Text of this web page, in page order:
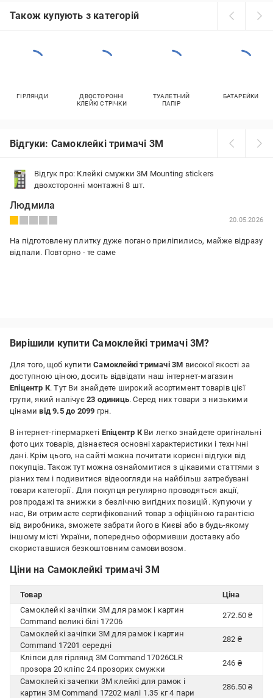
Також купують з категорій
ГІРЛЯНДИ
ДВОСТОРОННІ
КЛЕЙКІ СТРІЧКИ
ТУАЛЕТНИЙ
ПАПІР
БАТАРЕЙКИ
Відгуки: Самоклейкі тримачі 3M
Відгук про: Клейкі смужки 3M Mounting stickers
двохсторонні монтажні 8 шт.
Людмила
20.05.2026
На підготовлену плитку дуже погано приліпились, майже відразу
відпали. Повторно - те саме
Вирішили купити Самоклейкі тримачі 3M?
Для того, щоб купитиСамоклейкі тримачі 3M високої якості за
доступною ціною, досить відвідати наш інтернет-магазин
Епіцентр К. Тут Ви знайдете широкий асортимент товарів цієї
групи, який налічує 23 одиниць. Серед них товари з низькими
цінамивід 9.5 до 2099 грн.
В інтернет-гіпермаркеті Епіцентр КВи легко знайдете оригінальні
фото цих товарів, дізнаєтеся основні характеристики і технічні
дані. Крім цього, на сайті можна почитати корисні відгуки від
покупців. Також тут можна ознайомитися з цікавими статтями з
різних тем і подивитися відеоогляди на найбільш затребувані
товари категорії . Для покупця регулярно проводяться акції,
розпродажі та знижки з безліччю вигідних позицій. Купуючи у
нас, Ви отримаєте сертифікований товар з офіційною гарантією
від виробника, зможете забрати його в Києві або в будь-якому
іншому місті України, попередньо оформивши доставку або
скориставшися безкоштовним самовивозом.
Ціни на Самоклейкі тримачі 3M
Товар
Ціна
Самоклейкі зачіпки 3M для рамок і картин
Command великі білі 17206
272.50 ₴
Самоклейкі зачіпки 3M для рамок і картин
Command 17201 середні
282 ₴
Кліпси для гірлянд 3M Command 17026CLR
прозора 20 кліпс 24 прозорих смужки
246 ₴
Самоклейкі зачепки 3M клейкі для рамок і
картин 3M Command 17202 малі 1.35 кг 4 пари
286.50 ₴